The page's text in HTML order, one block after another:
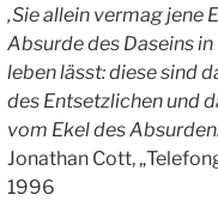
‚Sie allein vermag jene
Absurde des Daseins
leben lässt: diese sind
des Entsetzlichen und
vom Ekel des
Jonathan Cott,
1996